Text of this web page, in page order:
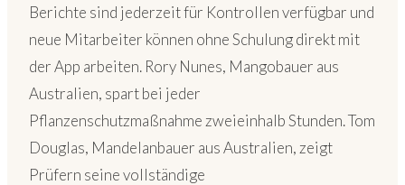
Berichte sind jederzeit für Kontrollen verfügbar und
neue Mitarbeiter können ohne Schulung direkt mit
der App arbeiten. Rory Nunes, Mangobauer aus
Australien, spart bei jeder
Pflanzenschutzmaßnahme zweieinhalb Stunden. Tom
Douglas, Mandelanbauer aus Australien, zeigt
Prüfern seine vollständige